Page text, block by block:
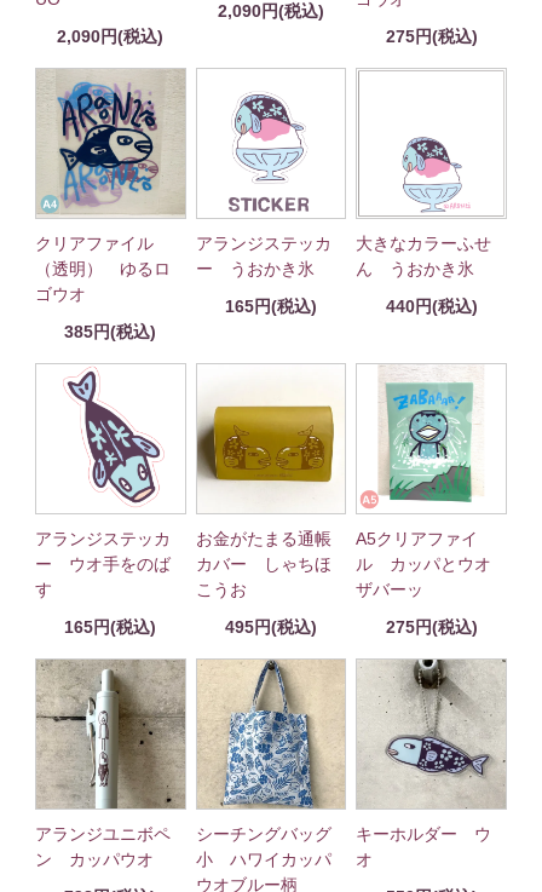
2,090円(税込)
2,090円(税込)
275円(税込)
クリアファイル
（透明） ゆるロ
ゴウオ
385円(税込)
アランジステッカ
ー うおかき氷
165円(税込)
大きなカラーふせ
ん うおかき氷
440円(税込)
アランジステッカ
ー ウオ手をのば
す
165円(税込)
お金がたまる通帳
カバー しゃちほ
こうお
495円(税込)
A5クリアファイ
ル カッパとウオ
ザバーッ
275円(税込)
アランジユニボペ
ン カッパウオ
シーチングバッグ
小 ハワイカッパ
ウオブルー柄
キーホルダー ウ
オ